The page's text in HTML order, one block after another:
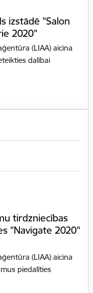
izstādē "Salon
2020"
(LIAA) aicina
dalībai
tirdzniecības
"Navigate 2020"
(LIAA) aicina
piedalīties